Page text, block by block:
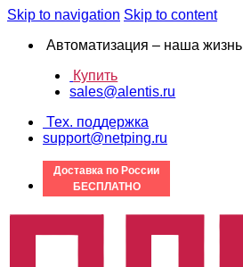
Skip to navigation Skip to content
Автоматизация – наша жизнь
Купить
sales@alentis.ru
Тех. поддержка
support@netping.ru
Доставка по России
БЕСПЛАТНО